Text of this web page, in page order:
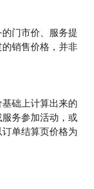
门市价、服务提
销售价格，并非
础上计算出来的
务参加活动，或
单结算页价格为